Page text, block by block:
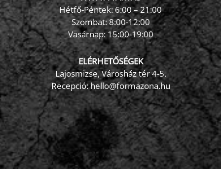
Hétfő-Péntek: 6:00 – 21:00
Szombat: 8:00-12:00
Vasárnap: 15:00-19:00
ELÉRHETŐSÉGEK
Lajosmizse, Városház tér 4-5.
Recepció:hello@formazona.hu
FormaZona chatbot ×